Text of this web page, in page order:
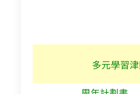
多元學習